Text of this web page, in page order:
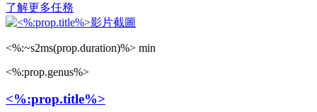
了解更多任務
<%:~s2ms(prop.duration)%> min
<%:prop.genus%>
<%:prop.title%>